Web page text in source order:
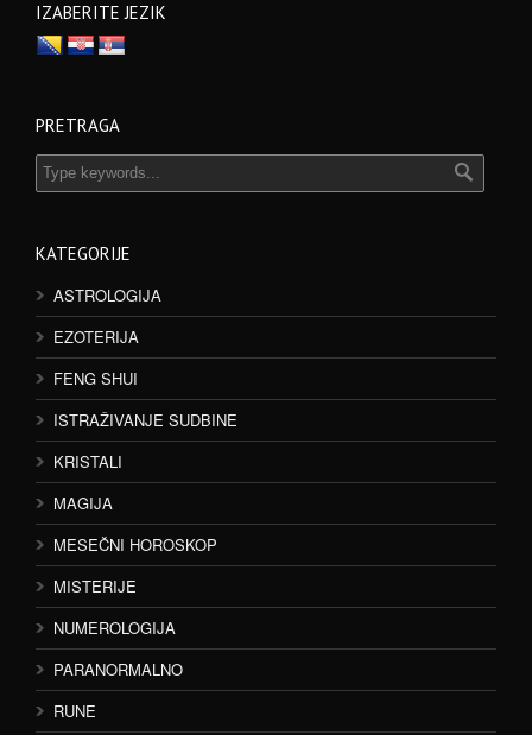
IZABERITE JEZIK
PRETRAGA
KATEGORIJE
ASTROLOGIJA
EZOTERIJA
FENG SHUI
ISTRAŽIVANJE SUDBINE
KRISTALI
MAGIJA
MESEČNI HOROSKOP
MISTERIJE
NUMEROLOGIJA
PARANORMALNO
RUNE